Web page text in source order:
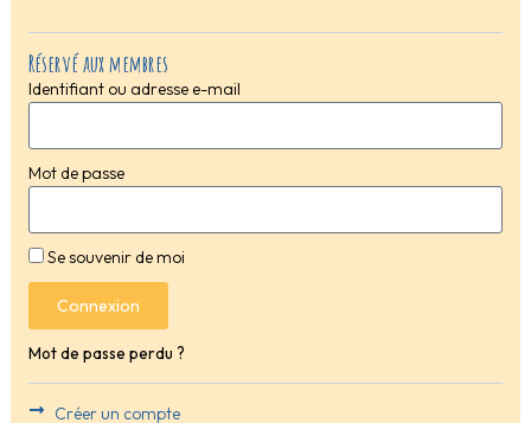
Réservé aux membres
Identifiant ou adresse e-mail
Mot de passe
Se souvenir de moi
Connexion
Mot de passe perdu ?
Créer un compte